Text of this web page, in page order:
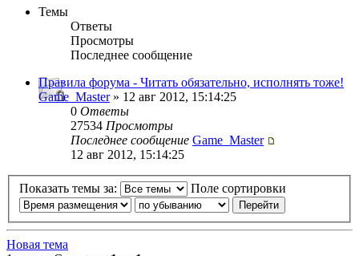
Темы
Ответы
Просмотры
Последнее сообщение
Правила форума - Читать обязательно, исполнять тоже!
Game_Master» 12 авг 2012, 15:14:25
0 Ответы
27534 Просмотры
Последнее сообщение Game_Master
12 авг 2012, 15:14:25
Показать темы за: Поле сортировки
Новая тема